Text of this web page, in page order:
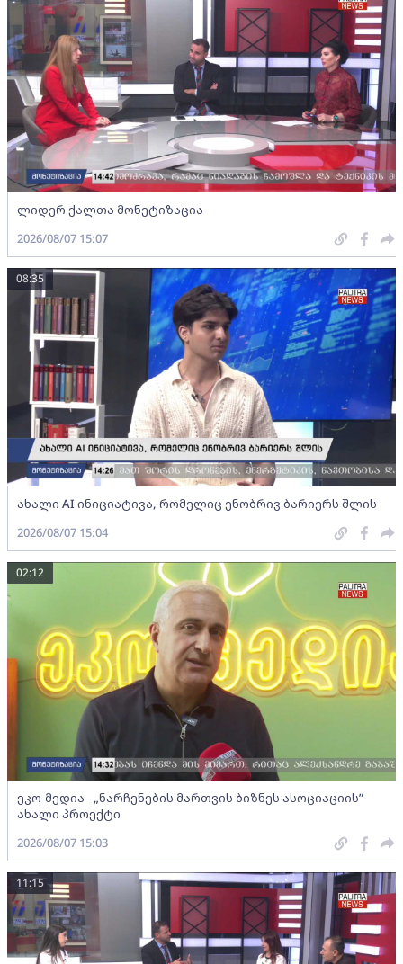
ლიდერ ქალთა მონეტიზაცია
2026/08/07 15:07
ახალი AI ინიციატივა, რომელიც ენობრივ ბარიერს შლის
08:35
2026/08/07 15:04
ეკო-მედია - „ნარჩენების მართვის ბიზნეს ასოციაციის”
ახალი პროექტი
02:12
2026/08/07 15:03
11:15